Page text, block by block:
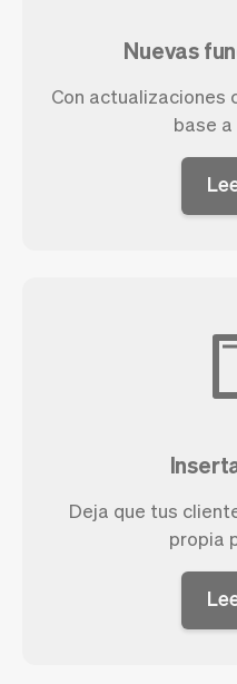
Nuevas
Con actualizaciones
base
Deja que tus
propia